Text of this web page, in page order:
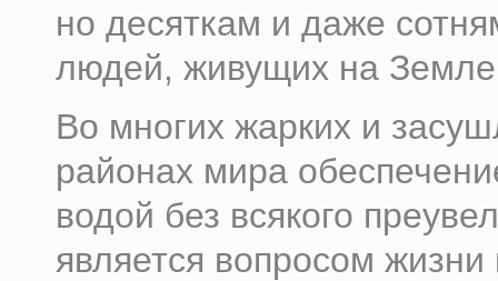
но десяткам и даже
людей, живущих на
Во многих жарких и
районах мира
водой без всякого
является вопросом